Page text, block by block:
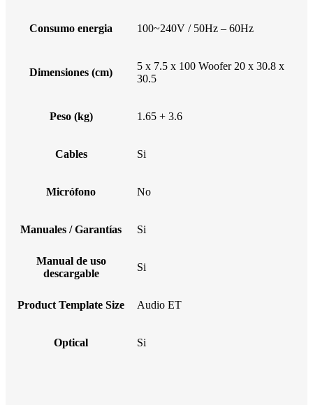
Consumo energia 100~240V / 50Hz – 60Hz
Dimensiones (cm)
5 x 7.5 x 100 Woofer 20 x 30.8 x
30.5
Peso (kg) 1.65 + 3.6
Cables Si
Micrófono No
Manuales / Garantías Si
Manual de uso
descargable
Si
Product Template Size Audio ET
Optical Si